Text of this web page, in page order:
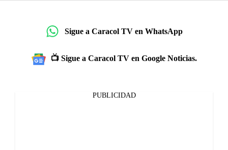
Sigue a Caracol TV en WhatsApp
📺 Sigue a Caracol TV en Google Noticias.
PUBLICIDAD